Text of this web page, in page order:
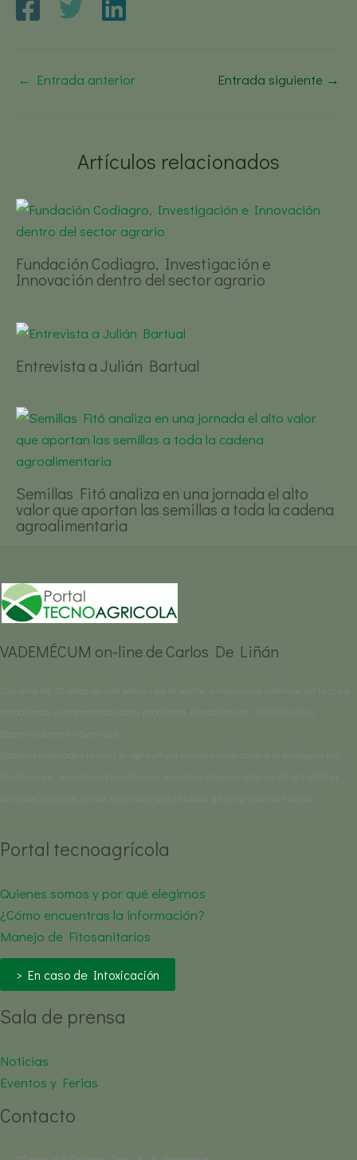
← Entrada anterior Entrada siguiente →
Artículos relacionados
Fundación Codiagro, Investigación e
Innovación dentro del sector agrario
Entrevista a Julián Bartual
Semillas Fitó analiza en una jornada el alto
valor que aportan las semillas a toda la cadena
agroalimentaria
VADEMÉCUM on-line de Carlos De Liñán
Con más de 35 años siendo líderes en el sector, proporciona información técnica
actualizada y contrastada sobre productos Fitosanitarios, Nutricionales,
Bioestimulantes y Semillas.
Estamos enfocados tanto a la agricultura convencional como a la ecológica y/o
biodinámica. Encontrará también en nuestras páginas noticias de actualidad,
artículos técnicos, ferias, eventos y una relación de empresas del sector.
Portal tecnoagrícola
Quienes somos y por qué elegirnos
¿Cómo encuentras la información?
Manejo de Fitosanitarios
> En caso de Intoxicación
Sala de prensa
Noticias
Eventos y Ferias
Contacto